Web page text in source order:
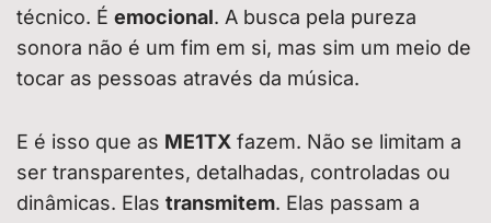
técnico. É emocional. A busca pela pureza
sonora não é um fim em si, mas sim um meio de
tocar as pessoas através da música.
E é isso que as ME1TX fazem. Não se limitam a
ser transparentes, detalhadas, controladas ou
dinâmicas. Elas transmitem. Elas passam a